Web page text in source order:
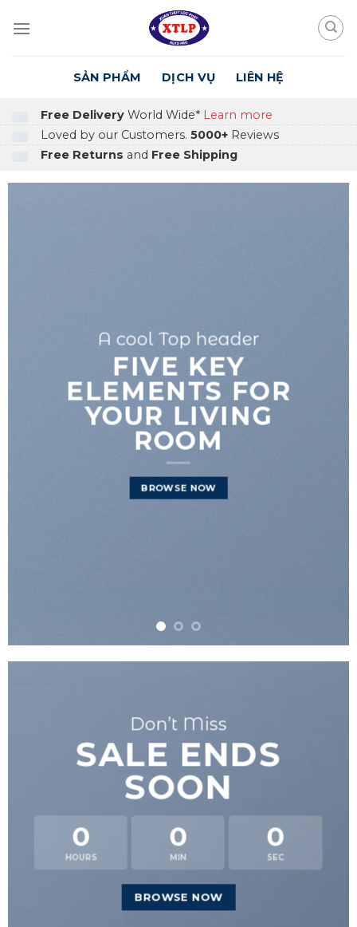
SẢN PHẨM DỊCH VỤ LIÊN HỆ
Free Delivery World Wide* Learn more
Loved by our Customers. 5000+ Reviews
Free Returns and Free Shipping
A cool Top header
FIVE KEY
ELEMENTS FOR
YOUR LIVING
ROOM
BROWSE NOW
Don’t Miss
SALE ENDS
SOON
0
HOURS
0
MIN
0
SEC
BROWSE NOW